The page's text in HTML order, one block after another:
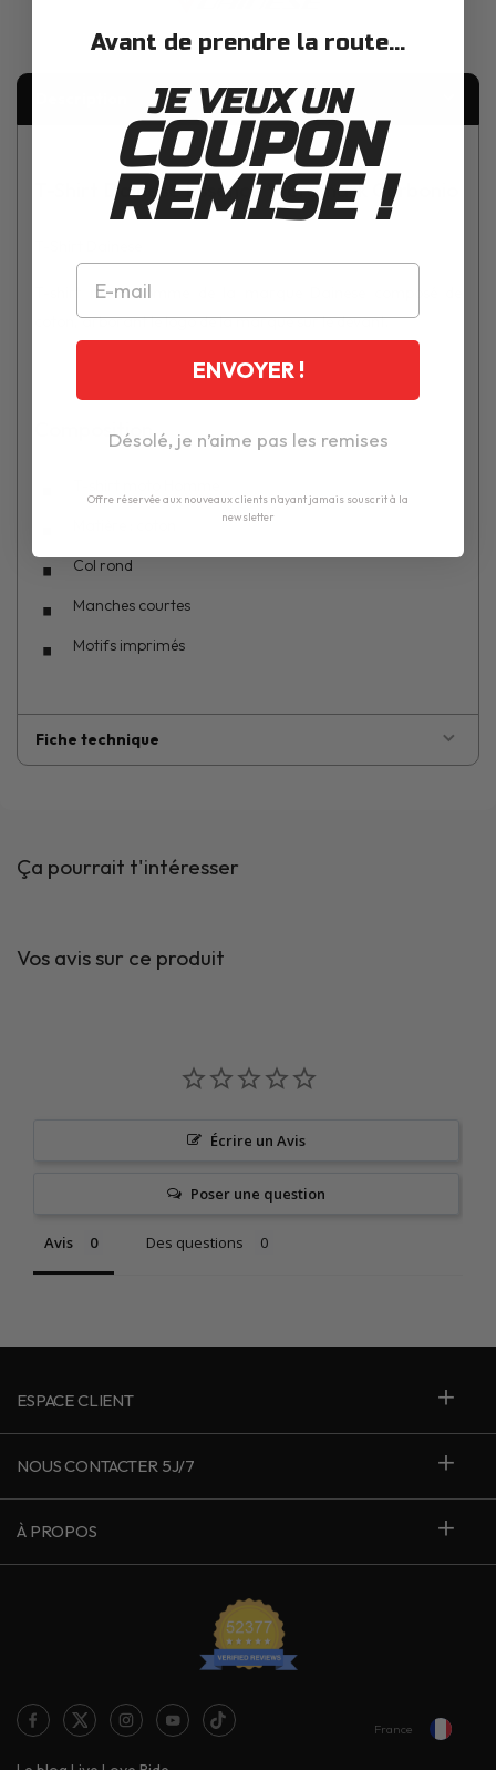
T-Shirt Dainese Essence Wordmark Carbonio
T-shirt moto homme de la marque Dainese composé de
coton, arborant le logo de la marque sur le devant.
Composition
Col rond
Manches courtes
Motifs imprimés
Fiche technique
Ça pourrait t'intéresser
Vos avis sur ce produit
Écrire un Avis
Poser une question
Avis Des questions
ESPACE CLIENT
NOUS CONTACTER 5J/7
À PROPOS
France
Avant de prendre la route...
JE VEUX UN
COUPON
REMISE !
ENVOYER !
Désolé, je n’aime pas les remises
Offre réservée aux nouveaux clients n'ayant jamais souscrit à la
newsletter